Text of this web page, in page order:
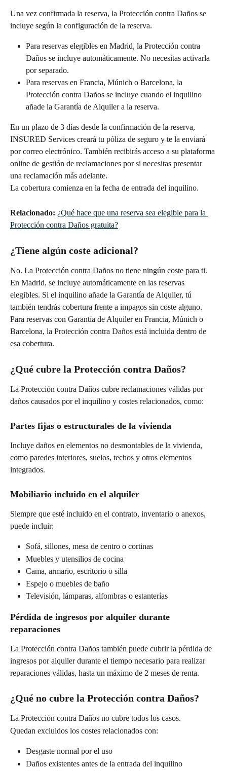
Una vez confirmada la reserva, la Protección contra Daños se
incluye según la configuración de la reserva.
Para reservas elegibles en Madrid, la Protección contra
Daños se incluye automáticamente. No necesitas activarla
por separado.
Para reservas en Francia, Múnich o Barcelona, la
Protección contra Daños se incluye cuando el inquilino
añade la Garantía de Alquiler a la reserva.
En un plazo de 3 días desde la confirmación de la reserva,
INSURED Services creará tu póliza de seguro y te la enviará
por correo electrónico. También recibirás acceso a su plataforma
online de gestión de reclamaciones por si necesitas presentar
una reclamación más adelante.
La cobertura comienza en la fecha de entrada del inquilino.
Relacionado: ¿Qué hace que una reserva sea elegible para la
Protección contra Daños gratuita?
¿Tiene algún coste adicional?
No. La Protección contra Daños no tiene ningún coste para ti.
En Madrid, se incluye automáticamente en las reservas
elegibles. Si el inquilino añade la Garantía de Alquiler, tú
también tendrás cobertura frente a impagos sin coste alguno.
Para reservas con Garantía de Alquiler en Francia, Múnich o
Barcelona, la Protección contra Daños está incluida dentro de
esa cobertura.
¿Qué cubre la Protección contra Daños?
La Protección contra Daños cubre reclamaciones válidas por
daños causados por el inquilino y costes relacionados, como:
Partes fijas o estructurales de la vivienda
Incluye daños en elementos no desmontables de la vivienda,
como paredes interiores, suelos, techos y otros elementos
integrados.
Mobiliario incluido en el alquiler
Siempre que esté incluido en el contrato, inventario o anexos,
puede incluir:
Sofá, sillones, mesa de centro o cortinas
Muebles y utensilios de cocina
Cama, armario, escritorio o silla
Espejo o muebles de baño
Televisión, lámparas, alfombras o estanterías
Pérdida de ingresos por alquiler durante
reparaciones
La Protección contra Daños también puede cubrir la pérdida de
ingresos por alquiler durante el tiempo necesario para realizar
reparaciones válidas, hasta un máximo de 2 meses de renta.
¿Qué no cubre la Protección contra Daños?
La Protección contra Daños no cubre todos los casos.
Quedan excluidos los costes relacionados con:
Desgaste normal por el uso
Daños existentes antes de la entrada del inquilino